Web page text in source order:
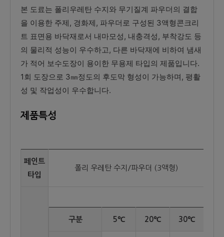
본 도료는 폴리우레탄 수지와 무기질계 파우더의 결합
을 이용한 주제, 경화제, 파우더로 구성된 3액형콘크리
트 표면용 바닥재로서 내마모성, 내충격성, 부착강도 등
의 물리적 성능이 우수하고, 다른 바닥재에 비하여 냄새
가 적어 보수도장이 용이한 무용제 타입의 제품입니다.
1회 도장으로 3㎜정도의 후도막 형성이 가능하며, 평활
성 및 작업성이 우수합니다.
제품특성
페인트
타입
폴리 우레탄 수지/파우더 (3액형)
구분 5℃ 20℃ 30℃